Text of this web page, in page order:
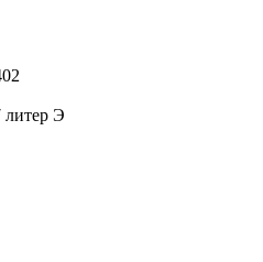
литер Э